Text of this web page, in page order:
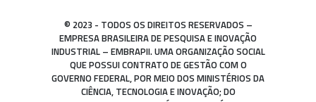
© 2023 - TODOS OS DIREITOS RESERVADOS –
EMPRESA BRASILEIRA DE PESQUISA E INOVAÇÃO
INDUSTRIAL – EMBRAPII. UMA ORGANIZAÇÃO SOCIAL
QUE POSSUI CONTRATO DE GESTÃO COM O
GOVERNO FEDERAL, POR MEIO DOS MINISTÉRIOS DA
CIÊNCIA, TECNOLOGIA E INOVAÇÃO; DO